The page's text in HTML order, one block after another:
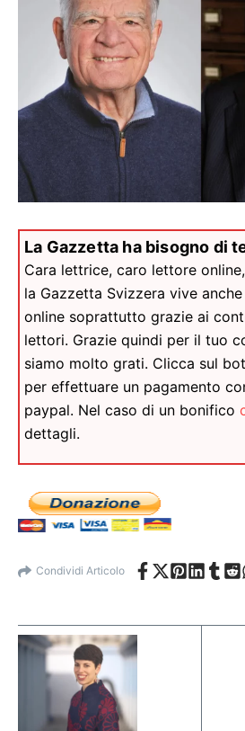
La Gazzetta ha bisogno di
Cara lettrice, caro lettore online,
la Gazzetta Svizzera vive
online soprattutto grazie ai
lettori. Grazie quindi per il tuo
siamo molto grati. Clicca sul
per effettuare un pagamento
paypal. Nel caso di un bonifico
dettagli.
Condividi Articolo